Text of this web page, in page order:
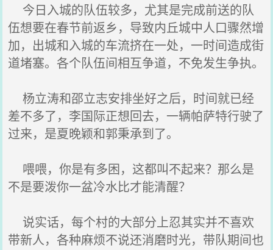
今日入城的队伍较多，尤其是完成前送的队
伍想要在春节前返乡，导致内丘城中人口骤然增
加，出城和入城的车流挤在一处，一时间造成街
道堵塞。各个队伍间相互争道，不免发生争执。
杨立涛和邵立志安排坐好之后，时间就已经
差不多了，李国际正想回去，一辆帕萨特行驶了
过来，是夏晚颖和郭秉承到了。
喂喂，你是有多困，这都叫不起来？那么是
不是要泼你一盆冷水比才能清醒？
说实话，每个村的大部分上忍其实并不喜欢
带新人，各种麻烦不说还消磨时光，带队期间也